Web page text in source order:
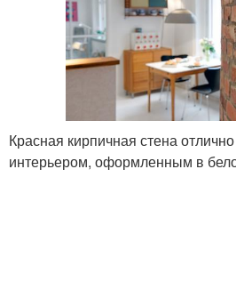
Красная кирпичная стена
интерьером, оформленным в